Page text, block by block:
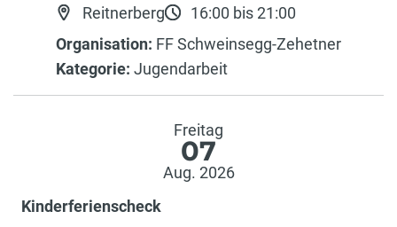
Reitnerberg
16:00 bis 21:00
Organisation: FF Schweinsegg-Zehetner
Kategorie: Jugendarbeit
Freitag
07
Aug. 2026
Kinderferienscheck